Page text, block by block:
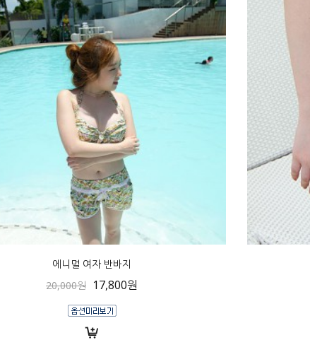
에니멀 여자 반바지
20,000원 17,800원